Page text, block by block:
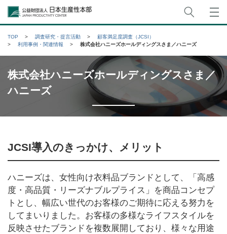
公益財団法人日本生産性本部
TOP 調査研究・提言活動
顧客満足度調査（JCSI）
利用事例・関連情報
株式会社ハニーズホールディングスさま／ハニーズ
株式会社ハニーズホールディングスさま／
ハニーズ
JCSI導入のきっかけ、メリット
ハニーズは、女性向け衣料品ブランドとして、「高感
度・高品質・リーズナブルプライス」を商品コンセプ
トとし、幅広い世代のお客様のご期待に応える努力を
してまいりました。お客様の多様なライフスタイルを
反映させたブランドを複数展開しており、様々な用途